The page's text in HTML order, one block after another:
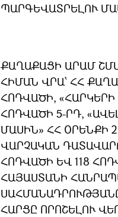
ՊԱՐԳԵՎԱՏՐԵԼՈՒ
ՔԱՂԱՔԱՑԻ ԱՐԱՄ
ՀԻՄԱՆ ՎՐԱ՝ ՀՀ
ՀՈԴՎԱԾԻ,
ՀՈԴՎԱԾԻ 5-ՐԴ,
ՄԱՍԻՆ» ՀՀ ՕՐԵՆՔԻ
ՎԱՐՉԱԿԱՆ
ՀՈԴՎԱԾԻ ԵՎ 118
ՀԱՅԱՍՏԱՆԻ
ՀԱՐՑԸ ՈՐՈՇԵԼՈՒ